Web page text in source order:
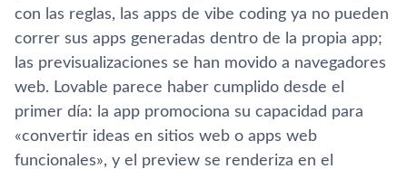
con las reglas, las apps de vibe coding ya no pueden
correr sus apps generadas dentro de la propia app;
las previsualizaciones se han movido a navegadores
web. Lovable parece haber cumplido desde el
primer día: la app promociona su capacidad para
«convertir ideas en sitios web o apps web
funcionales», y el preview se renderiza en el